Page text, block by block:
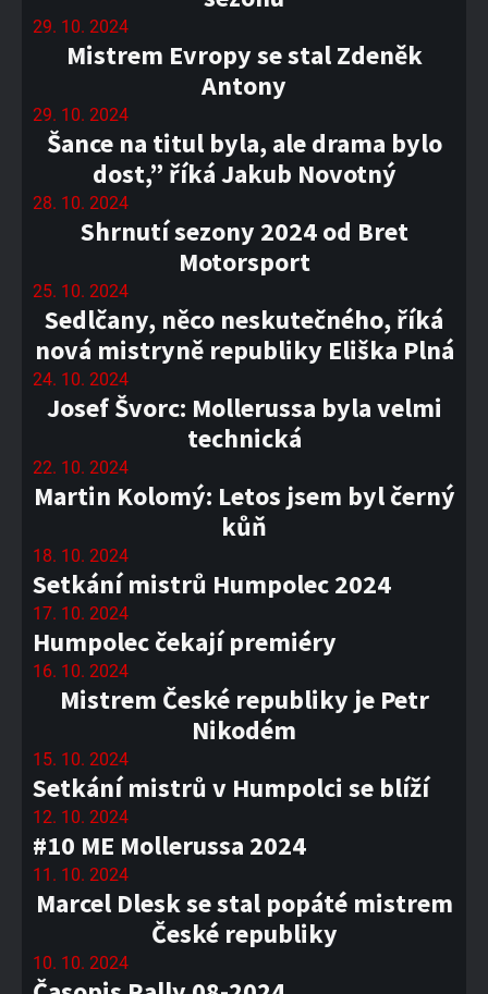
29. 10. 2024
Mistrem Evropy se stal Zdeněk
Antony
29. 10. 2024
Šance na titul byla, ale drama bylo
dost,” říká Jakub Novotný
28. 10. 2024
Shrnutí sezony 2024 od Bret
Motorsport
25. 10. 2024
Sedlčany, něco neskutečného, říká
nová mistryně republiky Eliška Plná
24. 10. 2024
Josef Švorc: Mollerussa byla velmi
technická
22. 10. 2024
Martin Kolomý: Letos jsem byl černý
kůň
18. 10. 2024
Setkání mistrů Humpolec 2024
17. 10. 2024
Humpolec čekají premiéry
16. 10. 2024
Mistrem České republiky je Petr
Nikodém
15. 10. 2024
Setkání mistrů v Humpolci se blíží
12. 10. 2024
#10 ME Mollerussa 2024
11. 10. 2024
Marcel Dlesk se stal popáté mistrem
České republiky
10. 10. 2024